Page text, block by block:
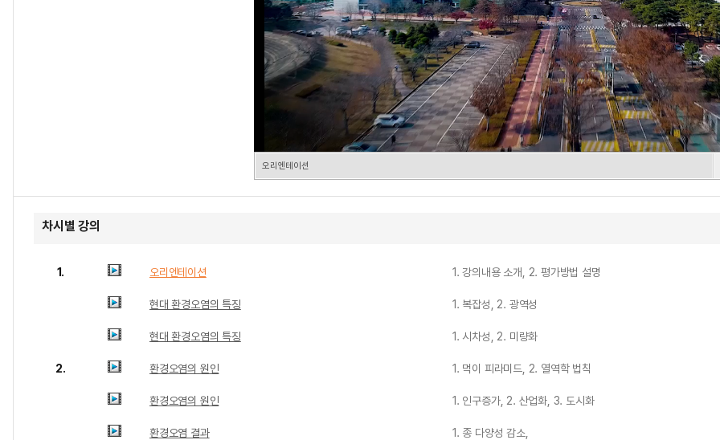
오리엔테이션
차시별 강의
1. 오리엔테이션 1. 강의내용 소개, 2. 평가방법 설명
현대 환경오염의 특징 1. 복잡성, 2. 광역성
현대 환경오염의 특징 1. 시차성, 2. 미량화
2. 환경오염의 원인 1. 먹이 피라미드, 2. 열역학 법칙
환경오염의 원인 1. 인구증가, 2. 산업화, 3. 도시화
환경오염 결과 1. 종 다양성 감소,